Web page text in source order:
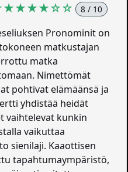
☆☆ 8 / 10
Pronominit on
matkustajan
matka
Nimettömät
pohtivat elämäänsä ja
yhdistää heidät
vaihtelevat kunkin
vaikuttaa
sienilaji. Kaaottisen
tapahtumaympäristö,